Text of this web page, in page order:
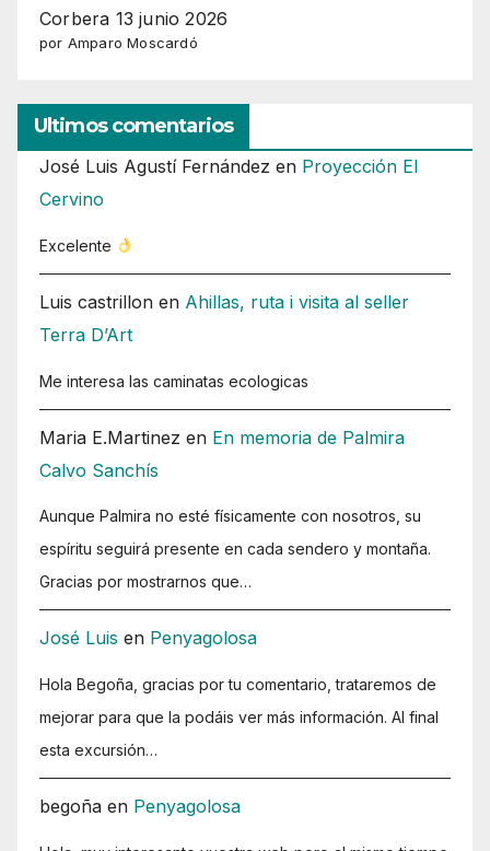
Corbera 13 junio 2026
por Amparo Moscardó
Ultimos comentarios
José Luis Agustí Fernández en Proyección El
Cervino
Excelente
Luis castrillon en Ahillas, ruta i visita al seller
Terra D’Art
Me interesa las caminatas ecologicas
Maria E.Martinez en En memoria de Palmira
Calvo Sanchís
Aunque Palmira no esté físicamente con nosotros, su
espíritu seguirá presente en cada sendero y montaña.
Gracias por mostrarnos que…
José Luis en Penyagolosa
Hola Begoña, gracias por tu comentario, trataremos de
mejorar para que la podáis ver más información. Al final
esta excursión…
begoña en Penyagolosa